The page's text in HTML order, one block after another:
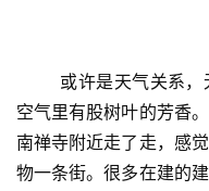
空气里有股树叶的芳香
南禅寺附近走了走，感
物一条街。很多在建的